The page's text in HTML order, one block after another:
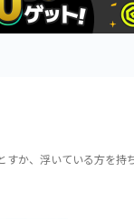
か、浮いている方を持